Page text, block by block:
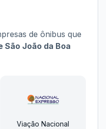
de ônibus que
São João da Boa
Viação Nacional